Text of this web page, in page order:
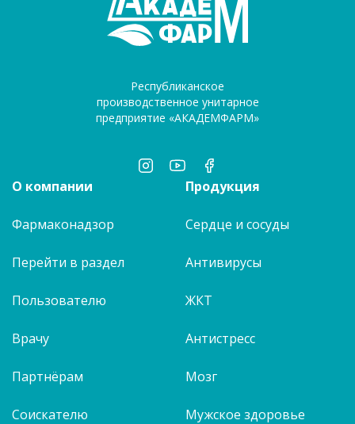
Республиканское
производственное унитарное
предприятие «АКАДЕМФАРМ»
О компании
Фармаконадзор
Перейти в раздел
Пользователю
Врачу
Партнёрам
Соискателю
Продукция
Сердце и сосуды
Антивирусы
ЖКТ
Антистресс
Мозг
Мужское здоровье